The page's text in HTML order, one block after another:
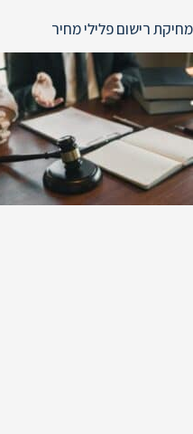
מחיקת רישום פלילי מחיר